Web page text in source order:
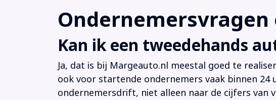
Kan ik een tweedehands
Ja, dat is bij Margeauto.nl meestal goed te
ook voor startende ondernemers vaak binnen 24
ondernemersdrift, niet alleen naar de cijfers van